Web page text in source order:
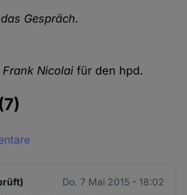
Gespräch.
Frank Nicolai für den hpd.
(7)
Do. 7 Mai 2015 - 18:02